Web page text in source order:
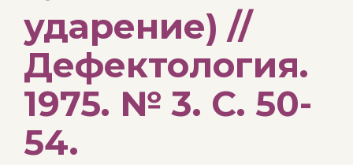
ударение) //
Дефектология.
1975. № 3. С. 50-
54.